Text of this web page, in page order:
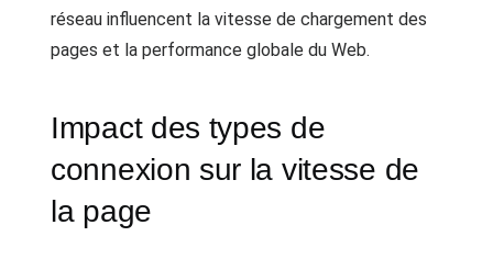
réseau influencent la vitesse de chargement des
pages et la performance globale du Web.
Impact des types de
connexion sur la vitesse de
la page